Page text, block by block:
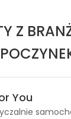
Z
You